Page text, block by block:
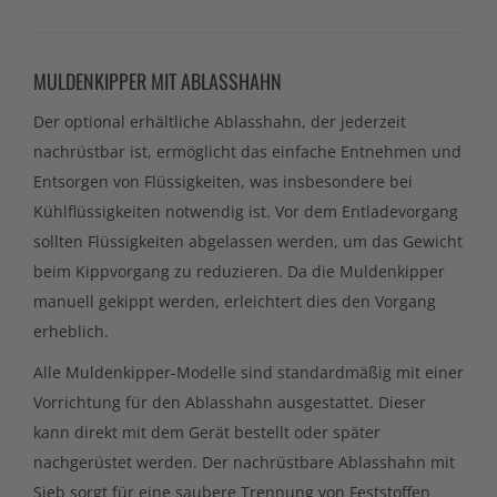
MULDENKIPPER MIT ABLASSHAHN
Der optional erhältliche Ablasshahn, der jederzeit
nachrüstbar ist, ermöglicht das einfache Entnehmen und
Entsorgen von Flüssigkeiten, was insbesondere bei
Kühlflüssigkeiten notwendig ist. Vor dem Entladevorgang
sollten Flüssigkeiten abgelassen werden, um das Gewicht
beim Kippvorgang zu reduzieren. Da die Muldenkipper
manuell gekippt werden, erleichtert dies den Vorgang
erheblich.
Alle Muldenkipper-Modelle sind standardmäßig mit einer
Vorrichtung für den Ablasshahn ausgestattet. Dieser
kann direkt mit dem Gerät bestellt oder später
nachgerüstet werden. Der nachrüstbare Ablasshahn mit
Sieb sorgt für eine saubere Trennung von Feststoffen